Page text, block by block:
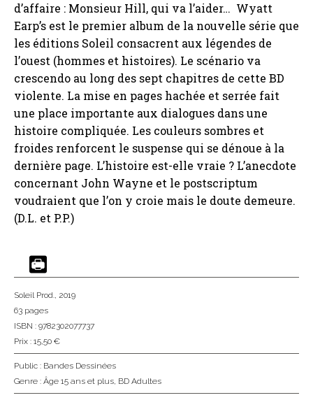
d’affaire : Monsieur Hill, qui va l’aider… Wyatt
Earp’s est le premier album de la nouvelle série que
les éditions Soleil consacrent aux légendes de
l’ouest (hommes et histoires). Le scénario va
crescendo au long des sept chapitres de cette BD
violente. La mise en pages hachée et serrée fait
une place importante aux dialogues dans une
histoire compliquée. Les couleurs sombres et
froides renforcent le suspense qui se dénoue à la
dernière page. L’histoire est-elle vraie ? L’anecdote
concernant John Wayne et le postscriptum
voudraient que l’on y croie mais le doute demeure.
(D.L. et P.P.)
Soleil Prod., 2019
63 pages
ISBN : 9782302077737
Prix : 15,50 €
Public : Bandes Dessinées
Genre : Âge 15 ans et plus, BD Adultes